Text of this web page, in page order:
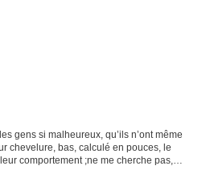
gens si malheureux, qu’ils n’ont même
chevelure, bas, calculé en pouces, le
comportement ;ne me cherche pas,